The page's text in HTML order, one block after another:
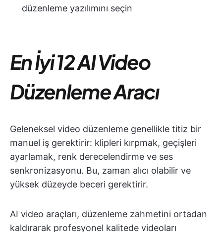
düzenleme yazılımını seçin
En İyi 12 AI Video
Düzenleme Aracı
Geleneksel video düzenleme genellikle titiz bir
manuel iş gerektirir: klipleri kırpmak, geçişleri
ayarlamak, renk derecelendirme ve ses
senkronizasyonu. Bu, zaman alıcı olabilir ve
yüksek düzeyde beceri gerektirir.
AI video araçları, düzenleme zahmetini ortadan
kaldırarak profesyonel kalitede videoları